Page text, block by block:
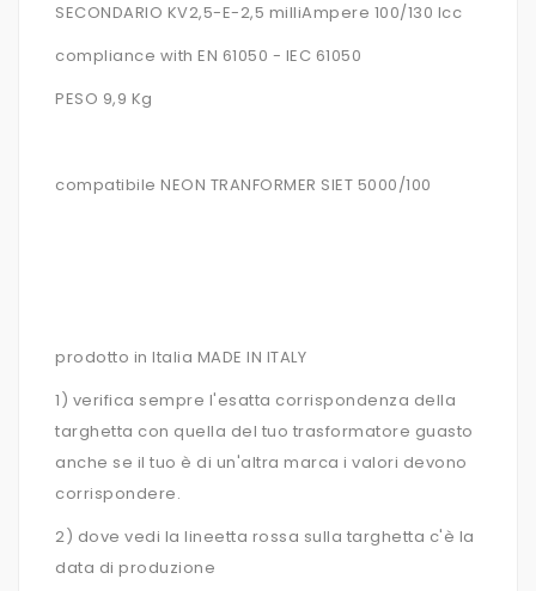
SECONDARIO KV2,5-E-2,5 milliAmpere 100/130 Icc
compliance with EN 61050 - IEC 61050
PESO 9,9 Kg
compatibile NEON TRANFORMER SIET 5000/100
prodotto in Italia MADE IN ITALY
1) verifica sempre l'esatta corrispondenza della
targhetta con quella del tuo trasformatore guasto
anche se il tuo è di un'altra marca i valori devono
corrispondere.
2) dove vedi la lineetta rossa sulla targhetta c'è la
data di produzione